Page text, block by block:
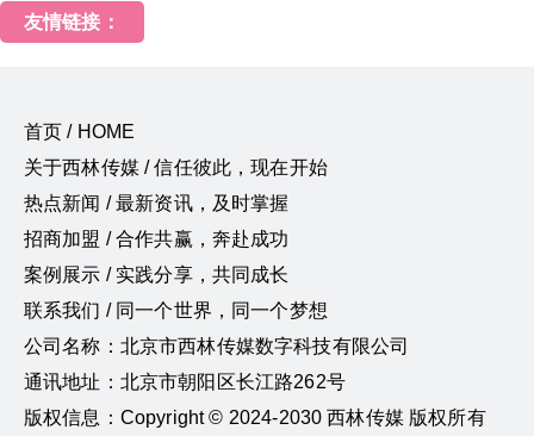
友情链接：
首页 / HOME
关于西林传媒 / 信任彼此，现在开始
热点新闻 / 最新资讯，及时掌握
招商加盟 / 合作共赢，奔赴成功
案例展示 / 实践分享，共同成长
联系我们 / 同一个世界，同一个梦想
公司名称：北京市西林传媒数字科技有限公司
通讯地址：北京市朝阳区长江路262号
版权信息：Copyright © 2024-2030 西林传媒 版权所有